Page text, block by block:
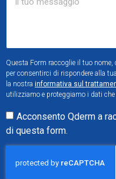
Questa Form raccoglie il tuo
per consentirci di rispondere alla
la nostra informativa sul
utilizziamo e proteggiamo i dati
Acconsento Qderm a
di questa form.